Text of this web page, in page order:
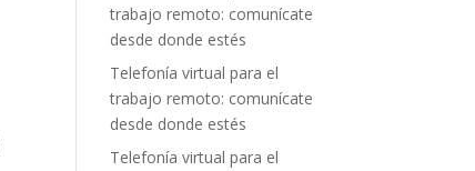
trabajo remoto: comunícate
desde donde estés
Telefonía virtual para el
trabajo remoto: comunícate
desde donde estés
Telefonía virtual para el